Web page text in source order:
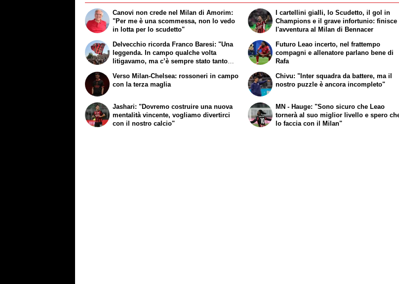
Canovi non crede nel Milan di Amorim:
"Per me è una scommessa, non lo vedo
in lotta per lo scudetto"
Delvecchio ricorda Franco Baresi: "Una
leggenda. In campo qualche volta
litigavamo, ma c’è sempre stato tanto
I cartellini gialli, lo Scudetto, il gol in
Champions e il grave infortunio: finisce
l'avventura al Milan di Bennacer
Futuro Leao incerto, nel frattempo
compagni e allenatore parlano bene di
Rafa
Verso Milan-Chelsea: rossoneri in campo
con la terza maglia
Jashari: "Dovremo costruire una nuova
mentalità vincente, vogliamo divertirci
con il nostro calcio"
Chivu: "Inter squadra da battere, ma il
nostro puzzle è ancora incompleto"
MN - Hauge: "Sono sicuro che Leao
tornerà al suo miglior livello e spero
lo faccia con il Milan"